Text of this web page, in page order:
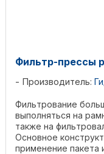
Фильтр-прессы
Производитель:
Фильтрование
выполняться на
также на
Основное
применение пакета